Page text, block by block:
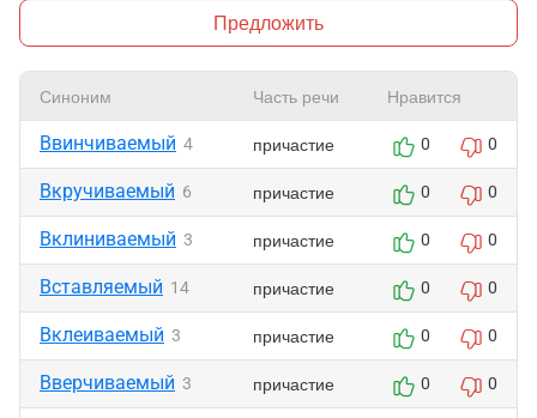
Предложить
Синоним Часть речи Нравится
Ввинчиваемый 4 причастие 0 0
Вкручиваемый 6 причастие 0 0
Вклиниваемый 3 причастие 0 0
Вставляемый 14 причастие 0 0
Вклеиваемый 3 причастие 0 0
Вверчиваемый 3 причастие 0 0